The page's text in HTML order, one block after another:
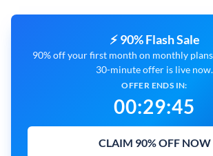
⚡ 90% Flash Sale
90% off your first month on monthly
30-minute offer is live now.
OFFER ENDS IN:
00:29:44
CLAIM 90% OFF NOW